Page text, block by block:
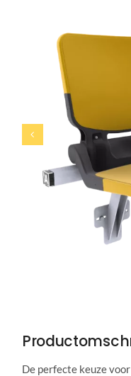
De perfecte keuze